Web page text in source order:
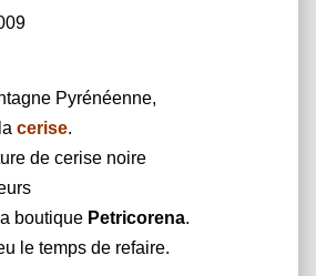
Pyrénéenne,
cerise.
de cerise noire
boutique Petricorena.
le temps de refaire.